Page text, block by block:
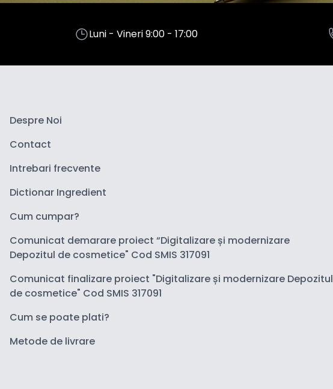
Luni - Vineri 9:00 - 17:00
Despre Noi
Contact
Intrebari frecvente
Dictionar Ingredient
Cum cumpar?
Comunicat demarare proiect “Digitalizare și modernizare
Depozitul de cosmetice" Cod SMIS 317091
Comunicat finalizare proiect "Digitalizare și modernizare Depozitul
de cosmetice" Cod SMIS 317091
Cum se poate plati?
Metode de livrare